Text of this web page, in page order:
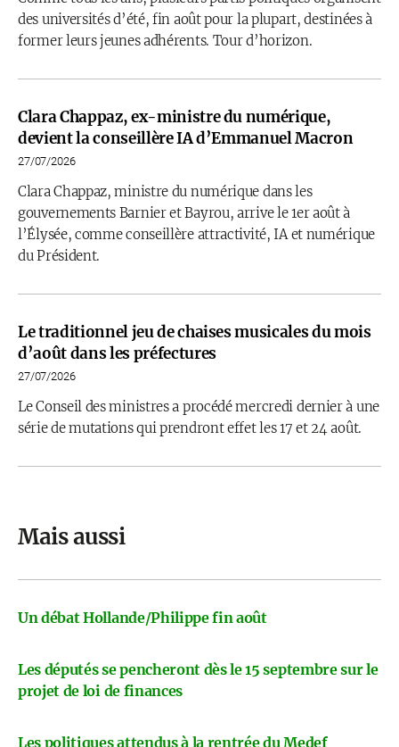
des universités d’été, fin août pour la plupart, destinées à
former leurs jeunes adhérents. Tour d’horizon.
Clara Chappaz, ex-ministre du numérique,
devient la conseillère IA d’Emmanuel Macron
27/07/2026
Clara Chappaz, ministre du numérique dans les
gouvernements Barnier et Bayrou, arrive le 1er août à
l’Élysée, comme conseillère attractivité, IA et numérique
du Président.
Le traditionnel jeu de chaises musicales du mois
d’août dans les préfectures
27/07/2026
Le Conseil des ministres a procédé mercredi dernier à une
série de mutations qui prendront effet les 17 et 24 août.
Mais aussi
Un débat Hollande/Philippe fin août
Les députés se pencheront dès le 15 septembre sur le
projet de loi de finances
Les politiques attendus à la rentrée du Medef